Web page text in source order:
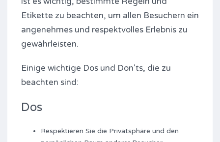
Etikette zu beachten, um allen Besuchern ein
angenehmes und respektvolles Erlebnis zu
gewährleisten.
Einige wichtige Dos und Don'ts, die zu
beachten sind:
Dos
Respektieren Sie die Privatsphäre und den